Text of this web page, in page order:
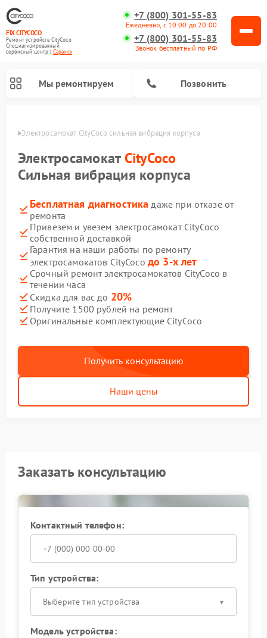
FIX-CITYCOCO
Ремонт устройств CityCoco
Специализированный
cервисный центр г.Саранск
+7 (800) 301-55-83
Ежедневно, с 10:00 до 20:00
+7 (800) 301-55-83
Звонок бесплатный по РФ
Мы ремонтируем Позвонить
Электросамокат CityCoco сильная вибрация корпуса
Электросамокат CityCoco
Сильная вибрация корпуса
Бесплатная диагностика даже при отказе от
ремонта
Привезем и увезем электросамокат CityCoco
собственной доставкой
Гарантия на наши работы по ремонту
электросамокатов CityCoco до 3-х лет
Срочный ремонт электросамокатов CityCoco в
течении часа
Скидка для вас до 20%
Получите 1500 рублей на ремонт
Оригинальные комплектующие CityCoco
Получить консультацию
Наши цены
Заказать консультацию
Контактный телефон:
Тип устройства:
Выберите тип устройства
Модель устройства: